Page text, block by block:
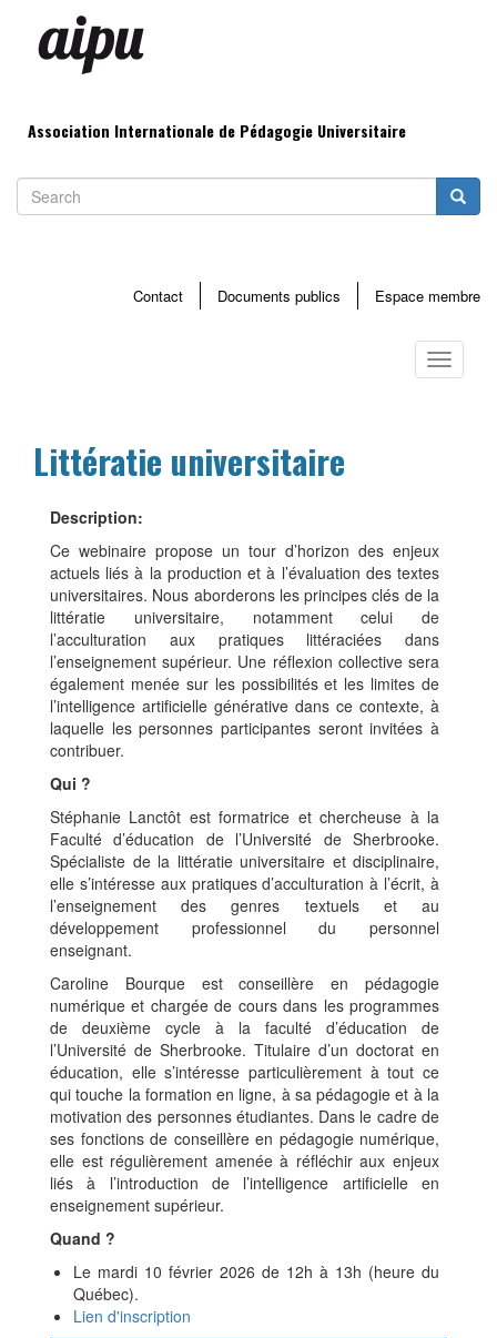
contenu
Association Internationale de Pédagogie Universitaire
Search
Espace membre
Documents publics
Contact
Toggle
Littératie universitaire
Description
Ce webinaire propose un tour d’horizon des enjeux
actuels liés à la production et à l’évaluation des textes
universitaires. Nous aborderons les principes clés de la
littératie universitaire, notamment celui de
l’acculturation aux pratiques littéraciées dans
l’enseignement supérieur. Une réflexion collective sera
également menée sur les possibilités et les limites de
l’intelligence artificielle générative dans ce contexte, à
laquelle les personnes participantes seront invitées à
contribuer.
Qui ?
Stéphanie Lanctôt est formatrice et chercheuse à la
Faculté d’éducation de l’Université de Sherbrooke.
Spécialiste de la littératie universitaire et disciplinaire,
elle s’intéresse aux pratiques d’acculturation à l’écrit, à
l’enseignement des genres textuels et au
développement professionnel du personnel
enseignant.
Caroline Bourque est conseillère en pédagogie
numérique et chargée de cours dans les programmes
de deuxième cycle à la faculté d’éducation de
l’Université de Sherbrooke. Titulaire d’un doctorat en
éducation, elle s’intéresse particulièrement à tout ce
qui touche la formation en ligne, à sa pédagogie et à la
motivation des personnes étudiantes. Dans le cadre de
ses fonctions de conseillère en pédagogie numérique,
elle est régulièrement amenée à réfléchir aux enjeux
liés à l’introduction de l’intelligence artificielle en
enseignement supérieur.
Quand ?
Le mardi 10 février 2026 de 12h à 13h (heure du
Québec).
Lien d'inscription